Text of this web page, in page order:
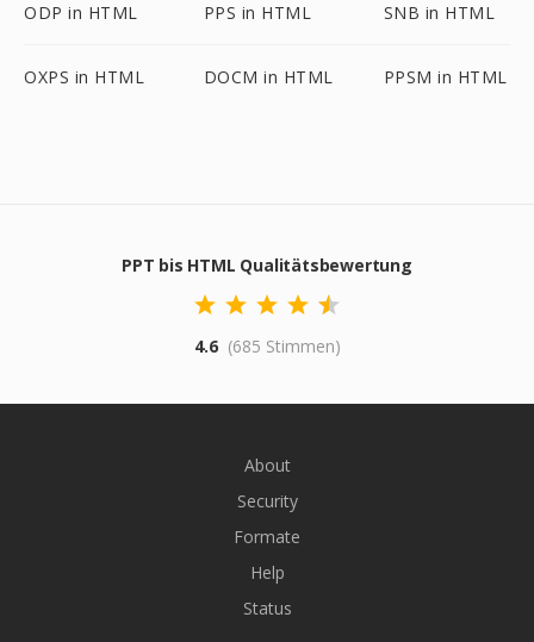
ODP in HTML PPS in HTML SNB in HTML
OXPS in HTML DOCM in HTML PPSM in HTML
PPT bis HTML Qualitätsbewertung
4.6 (685 Stimmen)
About
Security
Formate
Help
Status